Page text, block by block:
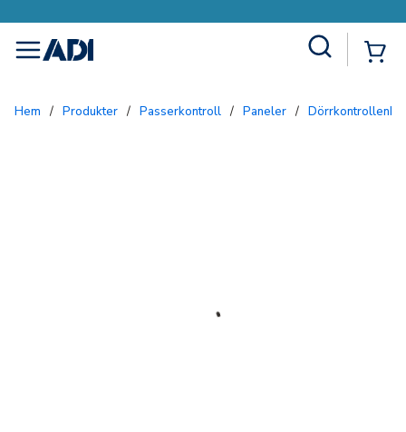
menu
Hem / Produkter / Passerkontroll / Paneler /